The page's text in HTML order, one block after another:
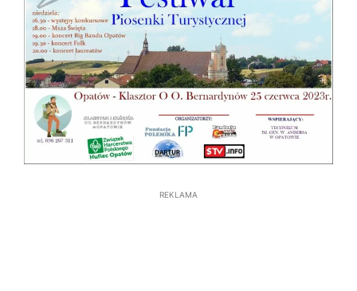
REKLAMA